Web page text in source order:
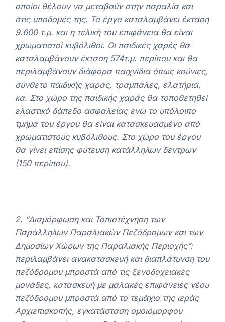
οποίοι θέλουν να μεταβούν στην παραλία και
στις υποδομές της. Το έργο καταλαμβάνει έκταση
9.600 τ.μ. και η τελική του επιφάνεια θα είναι
χρωματιστοί κυβόλιθοι. Οι παιδικές χαρές θα
καταλαμβάνουν έκταση 574τ.μ. περίπου και θα
περιλαμβάνουν διάφορα παιχνίδια όπως κούνιες,
σύνθετο παιδικής χαράς, τραμπάλες, ελατήρια,
κα. Στο χώρο της παιδικής χαράς θα τοποθετηθεί
ελαστικό δάπεδο ασφαλείας ενώ το υπόλοιπο
τμήμα του έργου θα είναι κατασκευασμένο από
χρωματιστούς κυβόλιθους. Στο χώρο του έργου
θα γίνει επίσης φύτευση κατάλληλων δέντρων
(150 περίπου).
2. “Διαμόρφωση και Τοπιοτέχνηση των
Παράλληλων Παραλιακών Πεζόδρομων και των
Δημοσίων Χώρων της Παραλιακής Περιοχής”:
περιλαμβάνει ανακατασκευή και διαπλάτυνση του
πεζόδρομου μπροστά από τις ξενοδοχειακές
μονάδες, κατασκευή με μαλακές επιφάνειες νέου
πεζόδρομου μπροστά από το τεμάχιο της ιεράς
Αρχιεπισκοπής, εγκατάσταση ομοιόμορφου